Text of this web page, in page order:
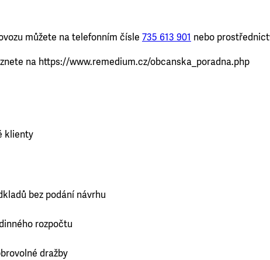
můžete na telefonním čísle 735 613 901 nebo
na https://www.remedium.cz/obcanska_poradna.php
klienty
bez podání návrhu
rozpočtu
dražby